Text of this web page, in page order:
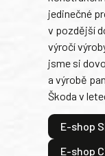
jedinečné
v pozdější
výročí
jsme si
a výrobě
Škoda v
E-shop
E-shop